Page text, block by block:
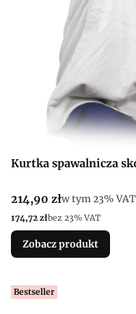
Kurtka spawalnicza
Cena brutto
214,90 złw tym %s VAT
w tym23% VAT
Cena netto
174,72 złbez 23% VAT
Zobacz produkt
Bestseller